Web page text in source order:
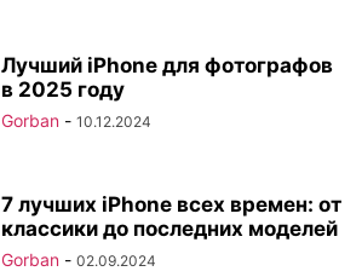
Лучший iPhone для фотографов
в 2025 году
Gorban - 10.12.2024
7 лучших iPhone всех времен: от
классики до последних моделей
Gorban - 02.09.2024